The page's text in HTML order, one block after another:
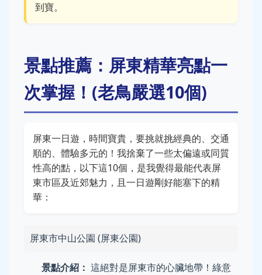
到寶。
景點推薦：屏東精華亮點一
次掌握！(老鳥嚴選10個)
屏東一日遊，時間寶貴，要挑就挑經典的、交通
順的、體驗多元的！我捨棄了一些太偏遠或同質
性高的點，以下這10個，是我覺得最能代表屏
東市區及近郊魅力，且一日遊剛好能塞下的精
華：
屏東市中山公園 (屏東公園)
景點介紹： 這絕對是屏東市的心臟地帶！綠意